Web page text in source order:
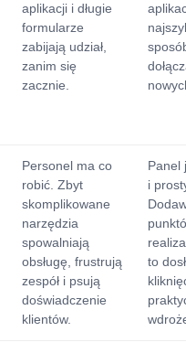
aplikacji i długie
formularze
zabijają udział,
zanim się
zacznie.
Personel ma co
robić. Zbyt
skomplikowane
narzędzia
spowalniają
obsługę, frustrują
zespół i psują
doświadczenie
klientów.
Panel
i
to